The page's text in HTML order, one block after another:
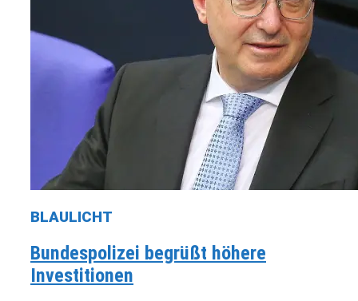
BLAULICHT
Bundespolizei begrüßt höhere
Investitionen